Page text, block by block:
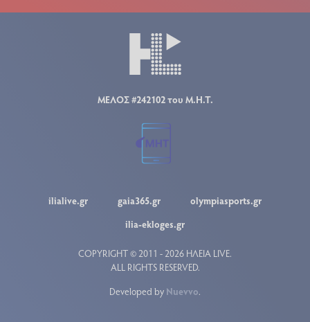
ΜΕΛΟΣ #242102 του Μ.Η.Τ.
ilialive.gr gaia365.gr
olympiasports.gr
ilia-ekloges.gr
COPYRIGHT © 2011 - 2026 ΗΛΕΙΑ LIVE.
ALL RIGHTS RESERVED.
Developed by Nuevvo.